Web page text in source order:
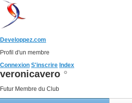
Developpez.com
Profil d'un membre
Connexion S'inscrire Index
veronicavero
Futur Membre du Club